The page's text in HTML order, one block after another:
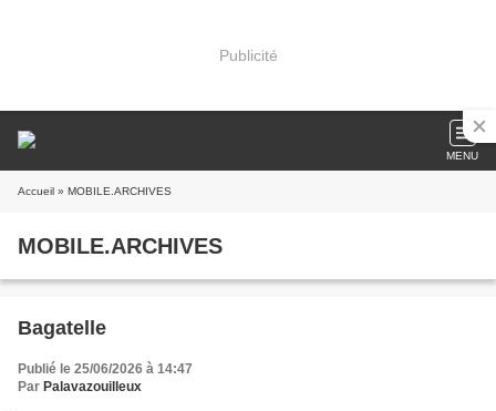
Publicité
MENU
Accueil » MOBILE.ARCHIVES
MOBILE.ARCHIVES
Bagatelle
Publié le 25/06/2026 à 14:47
Par Palavazouilleux